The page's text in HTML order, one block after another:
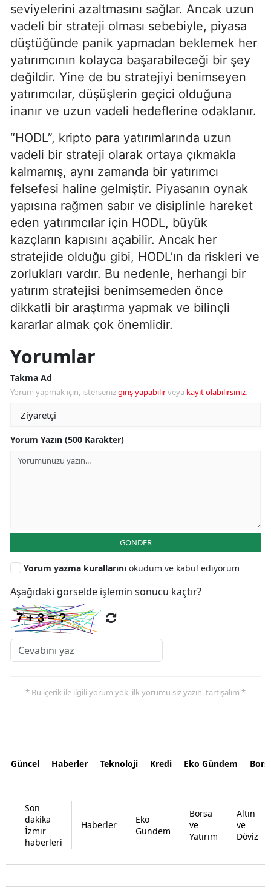
seviyelerini azaltmasını sağlar. Ancak uzun
vadeli bir strateji olması sebebiyle, piyasa
düştüğünde panik yapmadan beklemek her
yatırımcının kolayca başarabileceği bir şey
değildir. Yine de bu stratejiyi benimseyen
yatırımcılar, düşüşlerin geçici olduğuna
inanır ve uzun vadeli hedeflerine odaklanır.
“HODL”, kripto para yatırımlarında uzun
vadeli bir strateji olarak ortaya çıkmakla
kalmamış, aynı zamanda bir yatırımcı
felsefesi haline gelmiştir. Piyasanın oynak
yapısına rağmen sabır ve disiplinle hareket
eden yatırımcılar için HODL, büyük
kazçların kapısını açabilir. Ancak her
stratejide olduğu gibi, HODL’ın da riskleri ve
zorlukları vardır. Bu nedenle, herhangi bir
yatırım stratejisi benimsemeden önce
dikkatli bir araştırma yapmak ve bilinçli
kararlar almak çok önemlidir.
Yorumlar
Takma Ad
Yorum yapmak için, istersenizgiriş yapabilirveya kayıt olabilirsiniz.
Yorum Yazın (500 Karakter)
GÖNDER
Yorum yazma kurallarını okudum ve kabul ediyorum
Aşağıdaki görselde işlemin sonucu kaçtır?
* Bu içerik ile ilgili yorum yok, ilk yorumu siz yazın, tartışalım *
Güncel Haberler Teknoloji Kredi Eko Gündem
Son
dakika
İzmir
haberleri
Haberler
Eko
Gündem
Borsa
ve
Yatırım
Altın
ve
Döviz